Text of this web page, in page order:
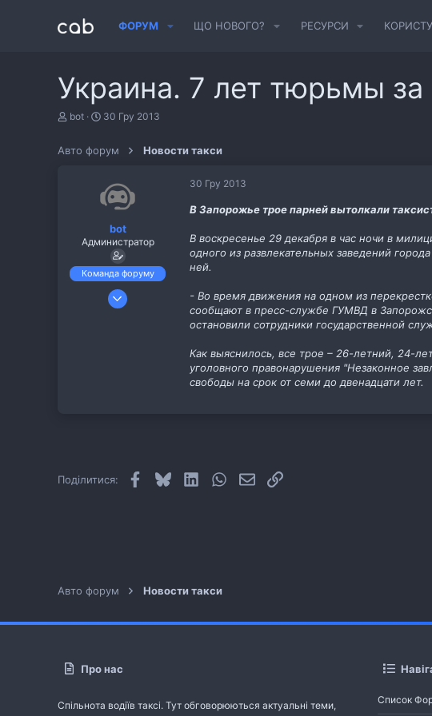
ФОРУМ ЩО НОВОГО? РЕСУРСИ
Украина. 7 лет тюрьмы
А
о
bot
Д
а
в
о
н
я
30 Гру 2013
Авто форум Новости такси
bot
Администратор
Команда форуму
6 Лис 2013
30 Гру 2013
В Запорожье трое парней вытолкали
В воскресенье 29 декабря в час ночи в
одного из развлекательных заведений
ней.
- Во время движения на одном из
сообщают в пресс-службе ГУМВД в
остановили сотрудники государственной
Как выяснилось, все трое – 26-летний, 24-
уголовного правонарушения "Незаконное
свободы на срок от семи до двенадцати лет.
Поділитися: Facebook
BlueskyLinkedInWhatsApp
E-mailПосилання
Авто форум Новости такси
Про нас
Спільнота водіїв таксі. Тут обговорюються актуальні теми,
Список